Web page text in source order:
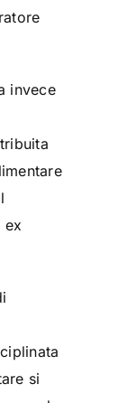
invece
ex
si